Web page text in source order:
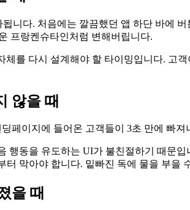
니다. 처음에는 깔끔했던 앱 하단 바에
프랑켄슈타인처럼 변해버립니다.
를 다시 설계해야 할 타이밍입니다. 고
않을 때
페이지에 들어온 고객들이 3초 만에 빠
행동을 유도하는 UI가 불친절하기 때문
막아야 합니다. 밑빠진 독에 물을 부을
을 때